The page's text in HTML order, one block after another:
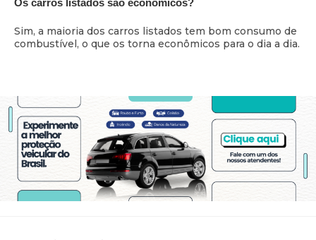
Os carros listados são econômicos?
Sim, a maioria dos carros listados tem bom consumo de
combustível, o que os torna econômicos para o dia a dia.